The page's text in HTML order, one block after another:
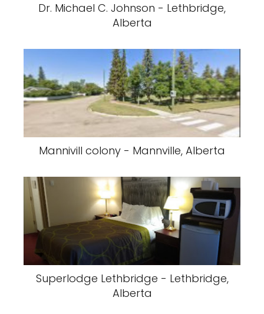
Dr. Michael C. Johnson - Lethbridge,
Alberta
Mannivill colony - Mannville, Alberta
Superlodge Lethbridge - Lethbridge,
Alberta